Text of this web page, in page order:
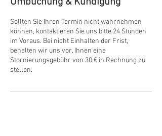
Sollten Sie Ihren Termin nicht wahrnehmen
können, kontaktieren Sie uns bitte 24 Stunden
im Voraus. Bei nicht Einhalten der Frist,
behalten wir uns vor, Ihnen eine
Stornierungsgebühr von 30 € in Rechnung zu
stellen.